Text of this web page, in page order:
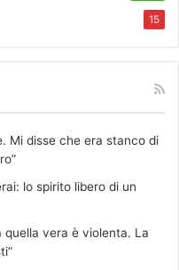
15
Mi disse che era stanco di
lo spirito libero di un
quella vera è violenta. La